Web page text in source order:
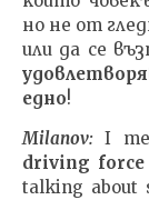
но не от
или да се
едно!
Milanov: I
driving force
talking about